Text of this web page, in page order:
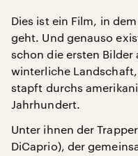
Dies ist ein Film, in
geht. Und genauso
schon die ersten Bilder
winterliche
stapft durchs
Jahrhundert.
Unter ihnen der
DiCaprio), der